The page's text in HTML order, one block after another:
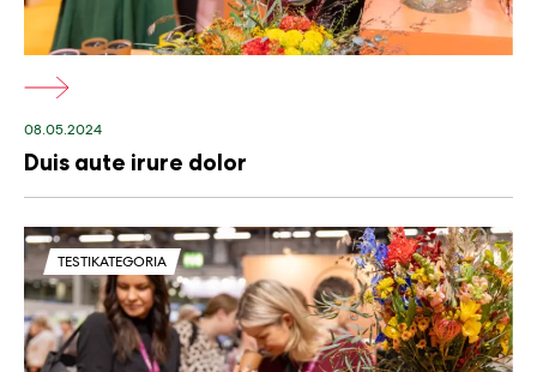
kuvateksti
08.05.2024
Duis aute irure dolor
TESTIKATEGORIA